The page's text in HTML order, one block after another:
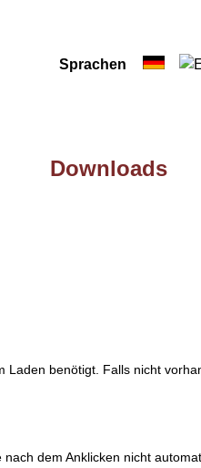
Sprachen
Downloads
Laden benötigt. Falls nicht
dem Anklicken nicht